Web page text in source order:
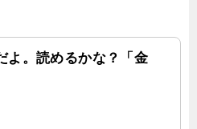
よ。読めるかな？「金